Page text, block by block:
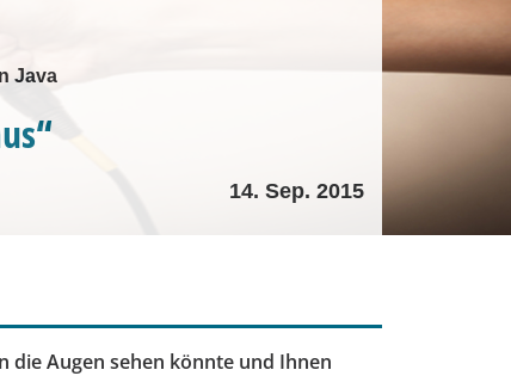
Java
14. Sep. 2015
die Augen sehen könnte und Ihnen